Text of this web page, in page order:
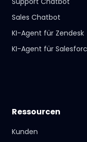
Sales Chatbot
KI-Agent für Zendesk
KI-Agent für
Ressourcen
Kunden